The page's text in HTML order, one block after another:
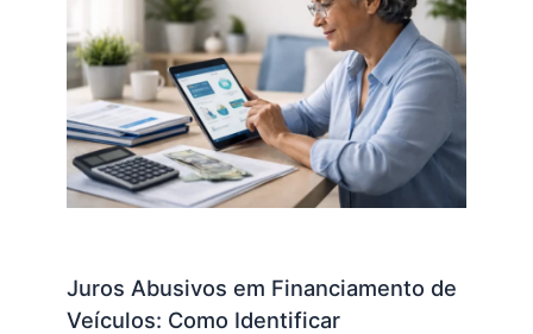
Juros Abusivos em Financiamento de
Veículos: Como Identificar